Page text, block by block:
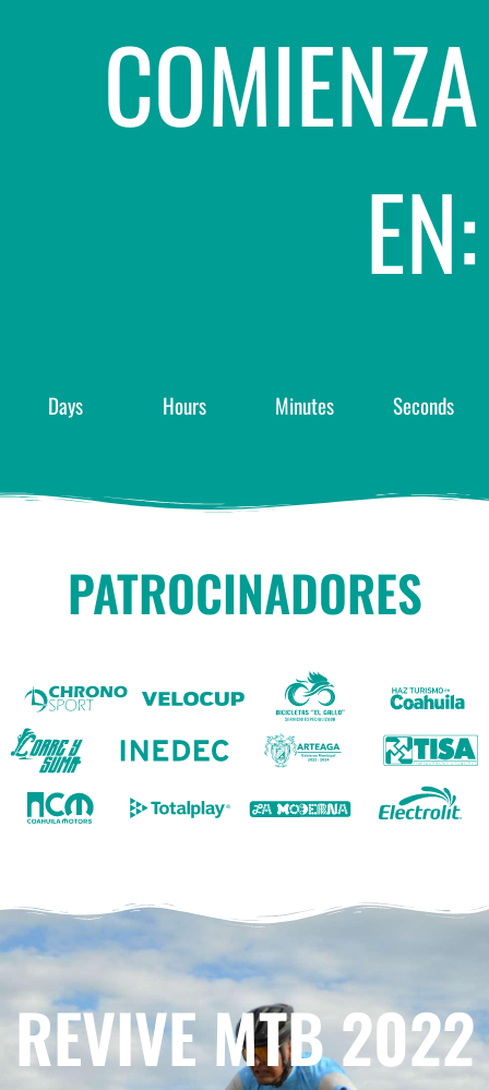
COMIENZA
EN:
Days Hours Minutes Seconds
PATROCINADORES
REVIVE MTB 2022